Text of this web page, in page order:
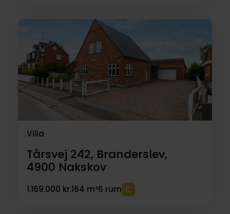
Villa
Tårsvej 242, Branderslev,
4900 Nakskov
1.169.000 kr.164 m²6 rum